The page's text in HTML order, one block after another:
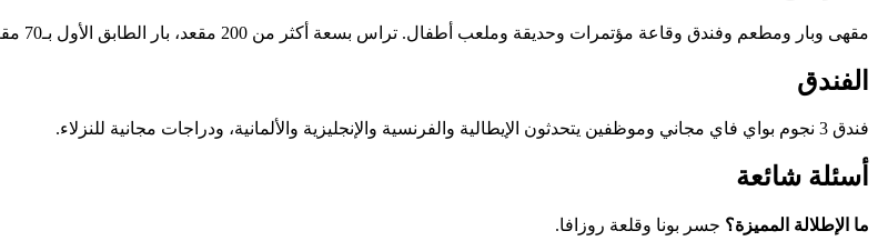
مقهى وبار ومطعم وفندق وقاعة مؤتمرات وحديقة وملعب أطفال. تراس بسعة أكثر من 200 مقعد، بار الطابق الأول بـ70 مقعدًا، ومطعم الطابق الثاني بـ100 مقعد.
الفندق
فندق 3 نجوم بواي فاي مجاني وموظفين يتحدثون الإيطالية والفرنسية والإنجليزية والألمانية، ودراجات مجانية للنزلاء.
أسئلة شائعة
ما الإطلالة المميزة؟ جسر بونا وقلعة روزافا.